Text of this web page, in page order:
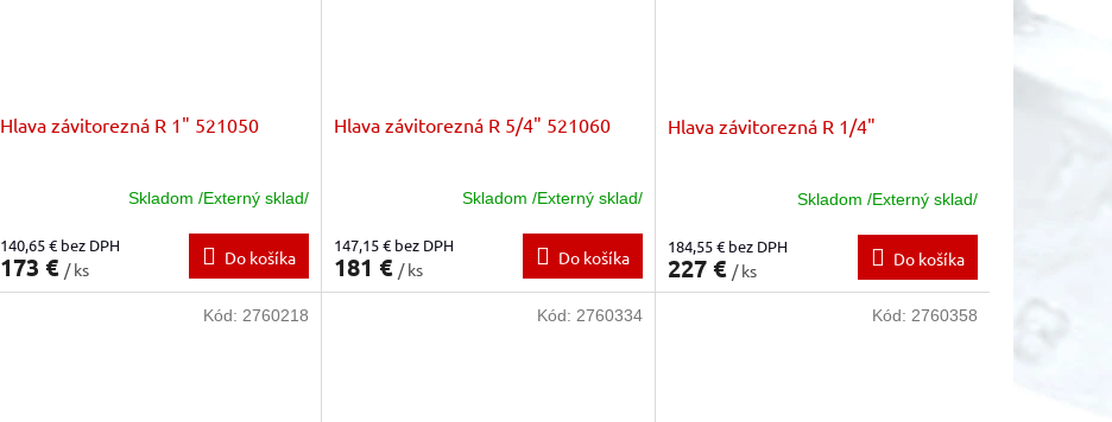
Hlava závitorezná R 1" 521050
Skladom /Externý sklad/
140,65 € bez DPH
173 € / ks
Do košíka
Hlava závitorezná R 5/4" 521060
Skladom /Externý sklad/
147,15 € bez DPH
181 € / ks
Do košíka
Hlava závitorezná R 1/4"
Skladom /Externý sklad/
184,55 € bez DPH
227 € / ks
Do košíka
Kód: 2760218 Kód: 2760334 Kód: 2760358